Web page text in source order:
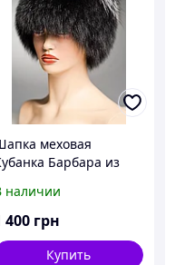
меховая
Барбара из
наличии
400 грн
Купить